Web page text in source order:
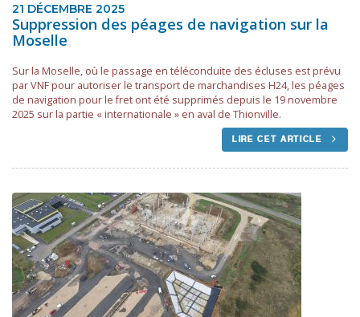
21 DÉCEMBRE 2025
Suppression des péages de navigation sur la
Moselle
Sur la Moselle, où le passage en téléconduite des écluses est prévu
par VNF pour autoriser le transport de marchandises H24, les péages
de navigation pour le fret ont été supprimés depuis le 19 novembre
2025 sur la partie « internationale » en aval de Thionville.
LIRE CET ARTICLE